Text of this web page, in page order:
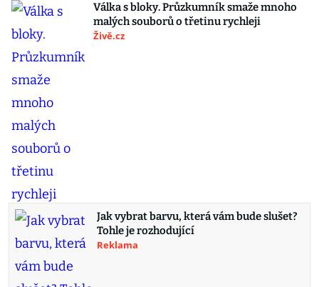
Válka s bloky. Průzkumník smaže mnoho
malých souborů o třetinu rychleji
Živě.cz
Jak vybrat barvu, která vám bude slušet?
Tohle je rozhodující
Reklama